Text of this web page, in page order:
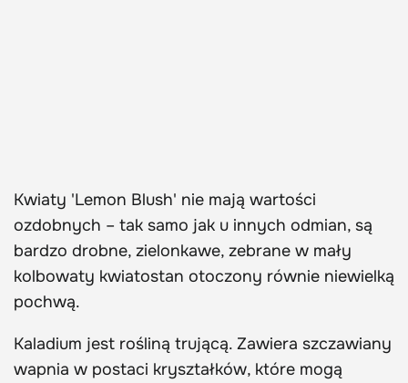
Kwiaty 'Lemon Blush' nie mają wartości
ozdobnych – tak samo jak u innych odmian, są
bardzo drobne, zielonkawe, zebrane w mały
kolbowaty kwiatostan otoczony równie niewielką
pochwą.
Kaladium jest rośliną trującą. Zawiera szczawiany
wapnia w postaci kryształków, które mogą